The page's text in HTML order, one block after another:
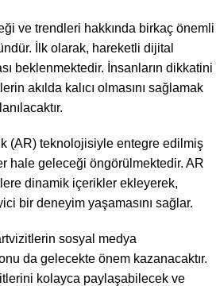
ve trendleri hakkında birkaç önemli
İlk olarak, hareketli dijital
beklenmektedir. İnsanların dikkatini
akılda kalıcı olmasını sağlamak
(AR) teknolojisiyle entegre edilmiş
hale geleceği öngörülmektedir. AR
dinamik içerikler ekleyerek,
bir deneyim yaşamasını sağlar.
sosyal medya
da gelecekte önem kazanacaktır.
kolayca paylaşabilecek ve